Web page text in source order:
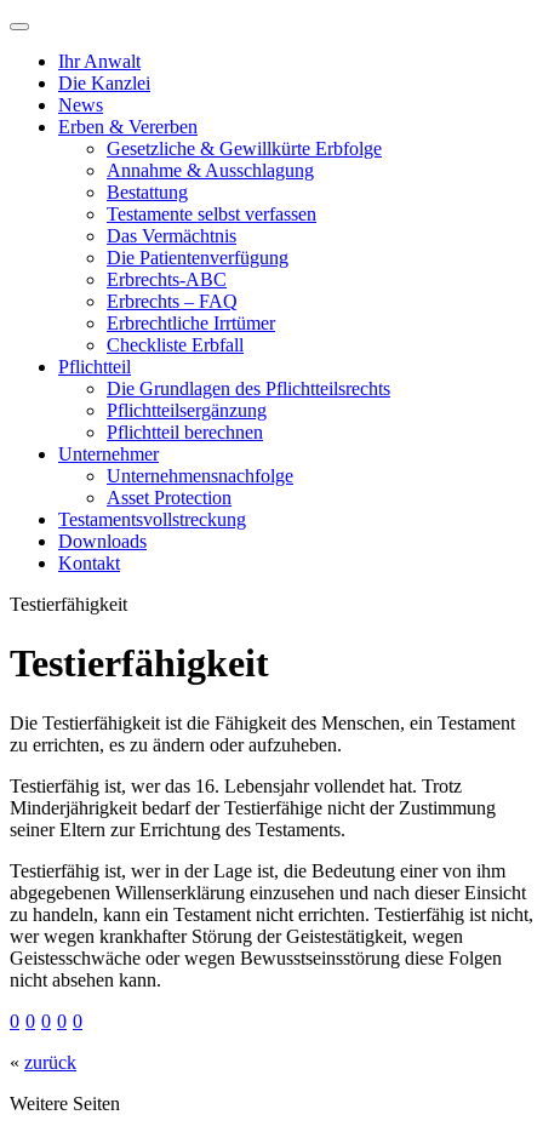
Ihr Anwalt
Die Kanzlei
News
Erben & Vererben
Gesetzliche & Gewillkürte Erbfolge
Annahme & Ausschlagung
Bestattung
Testamente selbst verfassen
Das Vermächtnis
Die Patientenverfügung
Erbrechts-ABC
Erbrechts – FAQ
Erbrechtliche Irrtümer
Checkliste Erbfall
Pflichtteil
Die Grundlagen des Pflichtteilsrechts
Pflichtteilsergänzung
Pflichtteil berechnen
Unternehmer
Unternehmensnachfolge
Asset Protection
Testamentsvollstreckung
Downloads
Kontakt
Testierfähigkeit
Testierfähigkeit
Die Testierfähigkeit ist die Fähigkeit des Menschen, ein Testament
zu errichten, es zu ändern oder aufzuheben.
Testierfähig ist, wer das 16. Lebensjahr vollendet hat. Trotz
Minderjährigkeit bedarf der Testierfähige nicht der Zustimmung
seiner Eltern zur Errichtung des Testaments.
Testierfähig ist, wer in der Lage ist, die Bedeutung einer von ihm
abgegebenen Willenserklärung einzusehen und nach dieser Einsicht
zu handeln, kann ein Testament nicht errichten. Testierfähig ist nicht,
wer wegen krankhafter Störung der Geistestätigkeit, wegen
Geistesschwäche oder wegen Bewusstseinsstörung diese Folgen
nicht absehen kann.
0 0 0 0 0
« zurück
Weitere Seiten